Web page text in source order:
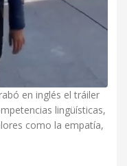
en inglés el tráiler
lingüísticas,
como la empatía,